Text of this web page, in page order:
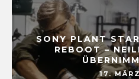
SONY PLANT
REBOOT –
17.